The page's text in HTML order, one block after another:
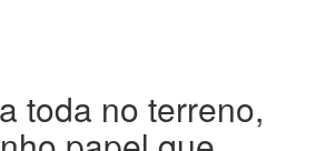
toda no terreno,